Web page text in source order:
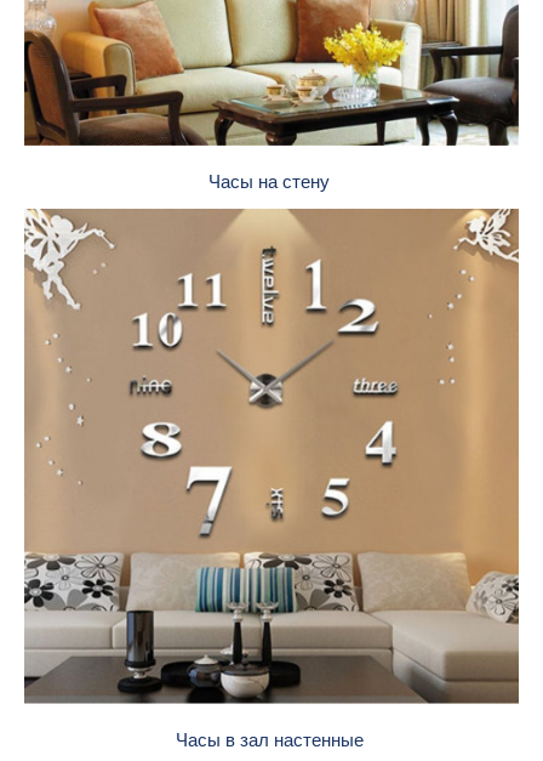
Часы на стену
Часы в зал настенные